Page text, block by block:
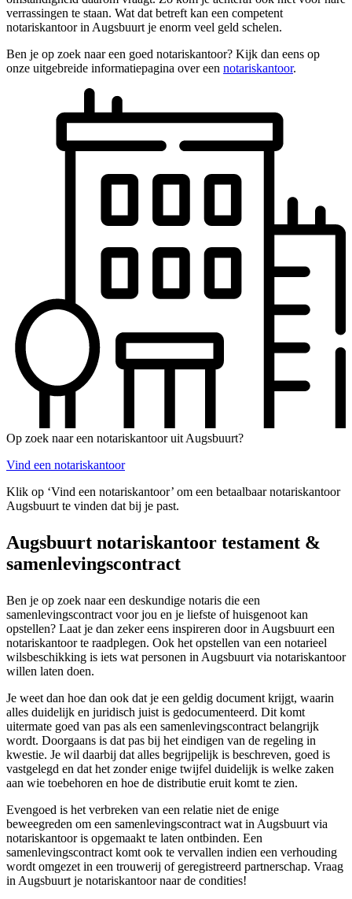
verrassingen te staan. Wat dat betreft kan een competent
notariskantoor in Augsbuurt je enorm veel geld schelen.
Ben je op zoek naar een goed notariskantoor? Kijk dan eens op
onze uitgebreide informatiepagina over een notariskantoor.
Op zoek naar een notariskantoor uit Augsbuurt?
Vind een notariskantoor
Klik op ‘Vind een notariskantoor’ om een betaalbaar notariskantoor
Augsbuurt te vinden dat bij je past.
Augsbuurt notariskantoor testament &
samenlevingscontract
Ben je op zoek naar een deskundige notaris die een
samenlevingscontract voor jou en je liefste of huisgenoot kan
opstellen? Laat je dan zeker eens inspireren door in Augsbuurt een
notariskantoor te raadplegen. Ook het opstellen van een notarieel
wilsbeschikking is iets wat personen in Augsbuurt via notariskantoor
willen laten doen.
Je weet dan hoe dan ook dat je een geldig document krijgt, waarin
alles duidelijk en juridisch juist is gedocumenteerd. Dit komt
uitermate goed van pas als een samenlevingscontract belangrijk
wordt. Doorgaans is dat pas bij het eindigen van de regeling in
kwestie. Je wil daarbij dat alles begrijpelijk is beschreven, goed is
vastgelegd en dat het zonder enige twijfel duidelijk is welke zaken
aan wie toebehoren en hoe de distributie eruit komt te zien.
Evengoed is het verbreken van een relatie niet de enige
beweegreden om een samenlevingscontract wat in Augsbuurt via
notariskantoor is opgemaakt te laten ontbinden. Een
samenlevingscontract komt ook te vervallen indien een verhouding
wordt omgezet in een trouwerij of geregistreerd partnerschap. Vraag
in Augsbuurt je notariskantoor naar de condities!